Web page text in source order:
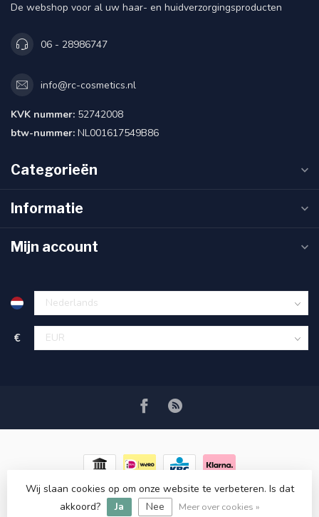
De webshop voor al uw haar- en huidverzorgingsproducten
06 - 28986747
info@rc-cosmetics.nl
KVK nummer: 52742008
btw-nummer: NL001617549B86
Categorieën
Informatie
Mijn account
€
© Copyright 2026 RC COSMETICS- Powered byLightspeed-
Lightspeed design
Dyvelopment
Wij slaan cookies op om onze website te verbeteren. Is dat
akkoord?
Ja Nee Meer over cookies »